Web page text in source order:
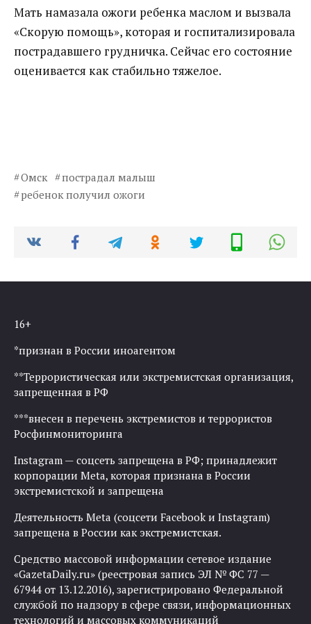
Мать намазала ожоги ребенка маслом и вызвала
«Скорую помощь», которая и госпитализировала
пострадавшего грудничка. Сейчас его состояние
оценивается как стабильно тяжелое.
Омск
пострадал малыш
ребенок получил ожоги
16+
*признан в России иноагентом
**Террористическая или экстремистская организация,
запрещенная в РФ
***внесен в перечень экстремистов и террористов
Росфинмониторинга
Instagram — соцсеть запрещена в РФ; принадлежит
корпорации Meta, которая признана в России
экстремистской и запрещена
Деятельность Meta (соцсети Facebook и Instagram)
запрещена в России как экстремистская.
Средство массовой информации сетевое издание
«GazetaDaily.ru» (реестровая запись ЭЛ № ФС 77 —
67944 от 13.12.2016), зарегистрировано Федеральной
службой по надзору в сфере связи, информационных
технологий и массовых коммуникаций